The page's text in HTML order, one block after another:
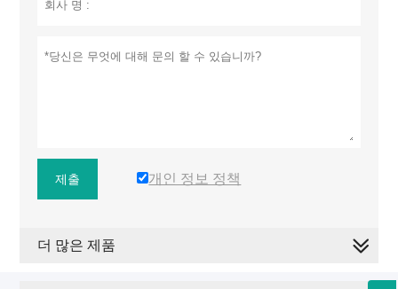
제출 개인 정보 정책
더 많은 제품